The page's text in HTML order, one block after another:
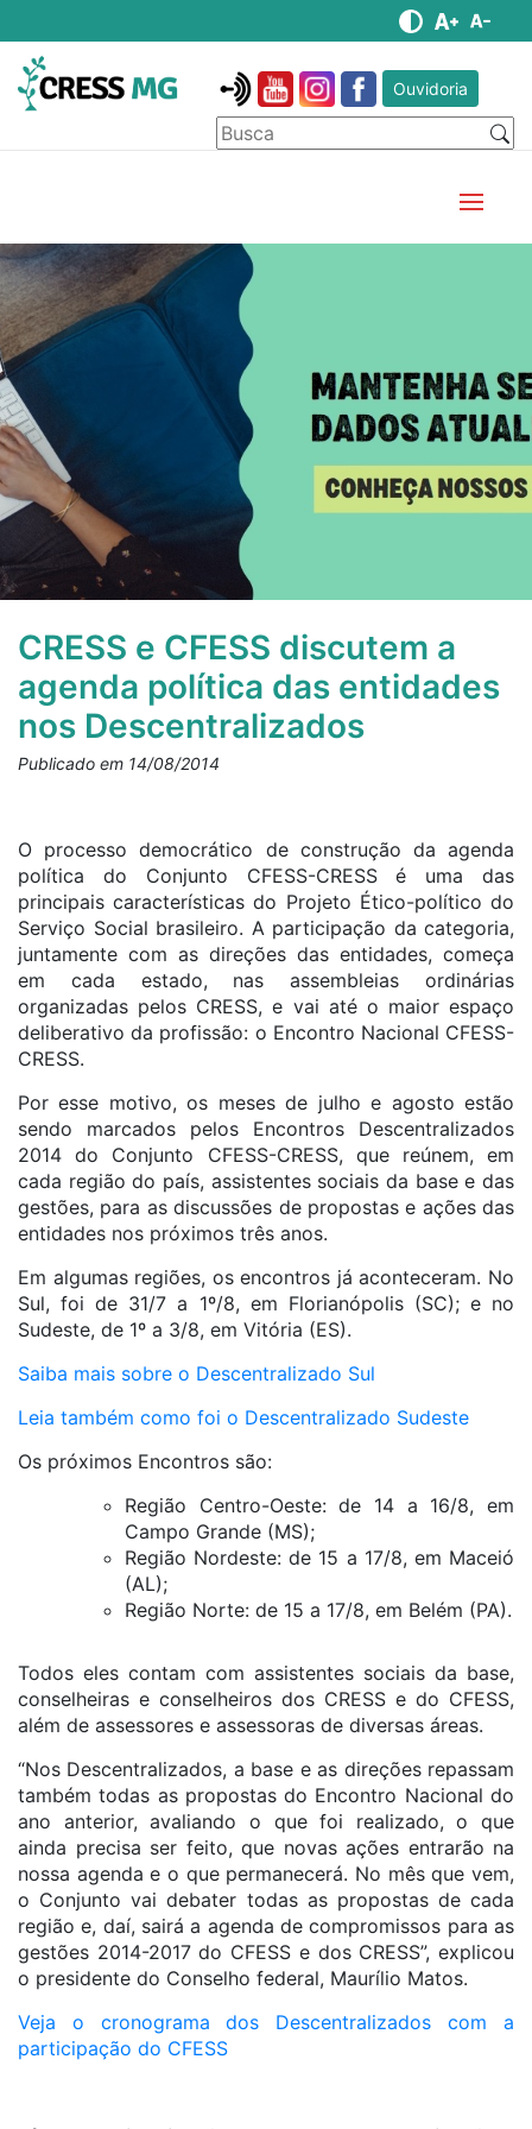
Ouvidoria
CRESS e CFESS discutem a
agenda política das entidades
nos Descentralizados
Publicado em 14/08/2014
O processo democrático de construção da agenda
política do Conjunto CFESS-CRESS é uma das
principais características do Projeto Ético-político do
Serviço Social brasileiro. A participação da categoria,
juntamente com as direções das entidades, começa
em cada estado, nas assembleias ordinárias
organizadas pelos CRESS, e vai até o maior espaço
deliberativo da profissão: o Encontro Nacional CFESS-
CRESS.
Por esse motivo, os meses de julho e agosto estão
sendo marcados pelos Encontros Descentralizados
2014 do Conjunto CFESS-CRESS, que reúnem, em
cada região do país, assistentes sociais da base e das
gestões, para as discussões de propostas e ações das
entidades nos próximos três anos.
Em algumas regiões, os encontros já aconteceram. No
Sul, foi de 31/7 a 1º/8, em Florianópolis (SC); e no
Sudeste, de 1º a 3/8, em Vitória (ES).
Saiba mais sobre o Descentralizado Sul
Leia também como foi o Descentralizado Sudeste
Os próximos Encontros são:
Região Centro-Oeste: de 14 a 16/8, em
Campo Grande (MS);
Região Nordeste: de 15 a 17/8, em Maceió
(AL);
Região Norte: de 15 a 17/8, em Belém (PA).
Todos eles contam com assistentes sociais da base,
conselheiras e conselheiros dos CRESS e do CFESS,
além de assessores e assessoras de diversas áreas.
“Nos Descentralizados, a base e as direções repassam
também todas as propostas do Encontro Nacional do
ano anterior, avaliando o que foi realizado, o que
ainda precisa ser feito, que novas ações entrarão na
nossa agenda e o que permanecerá. No mês que vem,
o Conjunto vai debater todas as propostas de cada
região e, daí, sairá a agenda de compromissos para as
gestões 2014-2017 do CFESS e dos CRESS”, explicou
o presidente do Conselho federal, Maurílio Matos.
Veja o cronograma dos Descentralizados com a
participação do CFESS